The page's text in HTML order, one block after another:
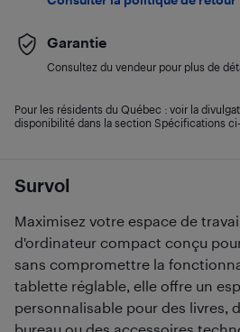
Survol
Maximisez votre espace de
d'ordinateur compact conçu
sans compromettre la
tablette réglable, elle offre un
personnalisable pour des livres,
Garantie
Consultez du vendeur pour plus de
Pour les résidents du Québec : voir la
disponibilité dans la section Spécifications ci-